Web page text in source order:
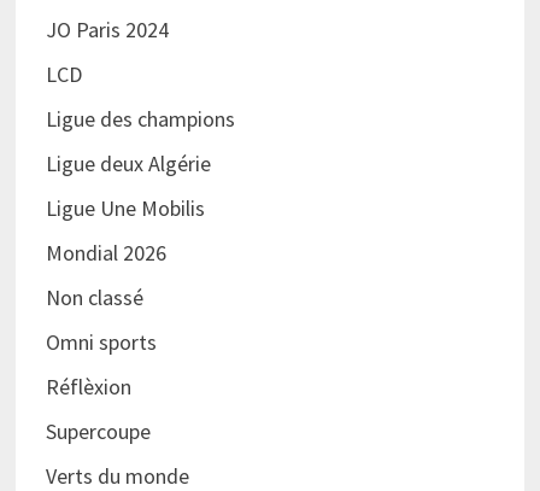
JO Paris 2024
LCD
Ligue des champions
Ligue deux Algérie
Ligue Une Mobilis
Mondial 2026
Non classé
Omni sports
Réflèxion
Supercoupe
Verts du monde